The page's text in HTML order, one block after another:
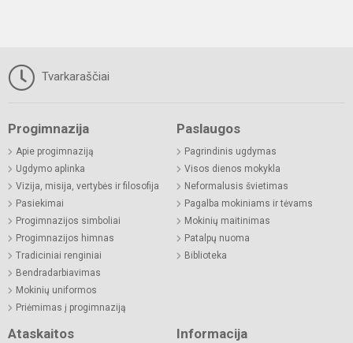
Tvarkaraščiai
Progimnazija
Apie progimnaziją
Ugdymo aplinka
Vizija, misija, vertybės ir filosofija
Pasiekimai
Progimnazijos simboliai
Progimnazijos himnas
Tradiciniai renginiai
Bendradarbiavimas
Mokinių uniformos
Priėmimas į progimnaziją
Paslaugos
Pagrindinis ugdymas
Visos dienos mokykla
Neformalusis švietimas
Pagalba mokiniams ir tėvams
Mokinių maitinimas
Patalpų nuoma
Biblioteka
Ataskaitos Informacija